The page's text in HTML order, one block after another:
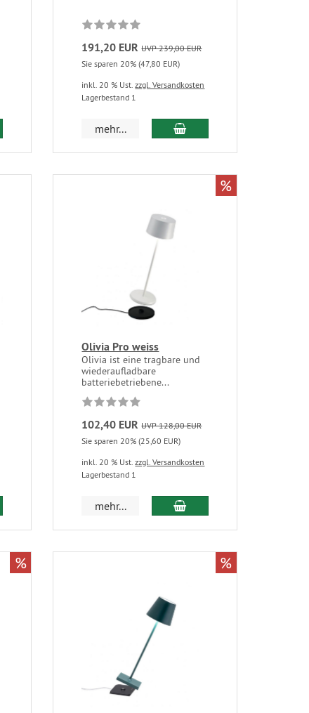
191,20 EUR UVP 239,00 EUR
Sie sparen 20% (47,80 EUR)
inkl. 20 % Ust.zzgl. Versandkosten
Lagerbestand 1
mehr...
Olivia Pro weiss
Olivia ist eine tragbare und
wiederaufladbare
batteriebetriebene...
102,40 EUR UVP 128,00 EUR
Sie sparen 20% (25,60 EUR)
inkl. 20 % Ust.zzgl. Versandkosten
Lagerbestand 1
mehr...
%
% %